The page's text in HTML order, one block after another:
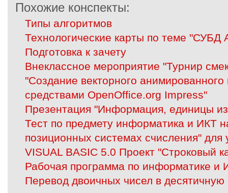
Похожие конспекты:
Типы алгоритмов
Технологические карты по теме "СУБД
Подготовка к зачету
Внеклассное мероприятие "Турнир
"Создание векторного
средствами OpenOffice.org Impress"
Презентация "Информация, единицы
Тест по предмету информатика и ИКТ
позиционных системах счисления" для
VISUAL BASIC 5.0 Проект "Строковый
Рабочая программа по информатике и
Перевод двоичных чисел в десятичную